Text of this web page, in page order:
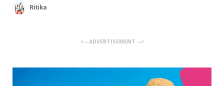
Ritika
<-- ADVERTISEMENT -->